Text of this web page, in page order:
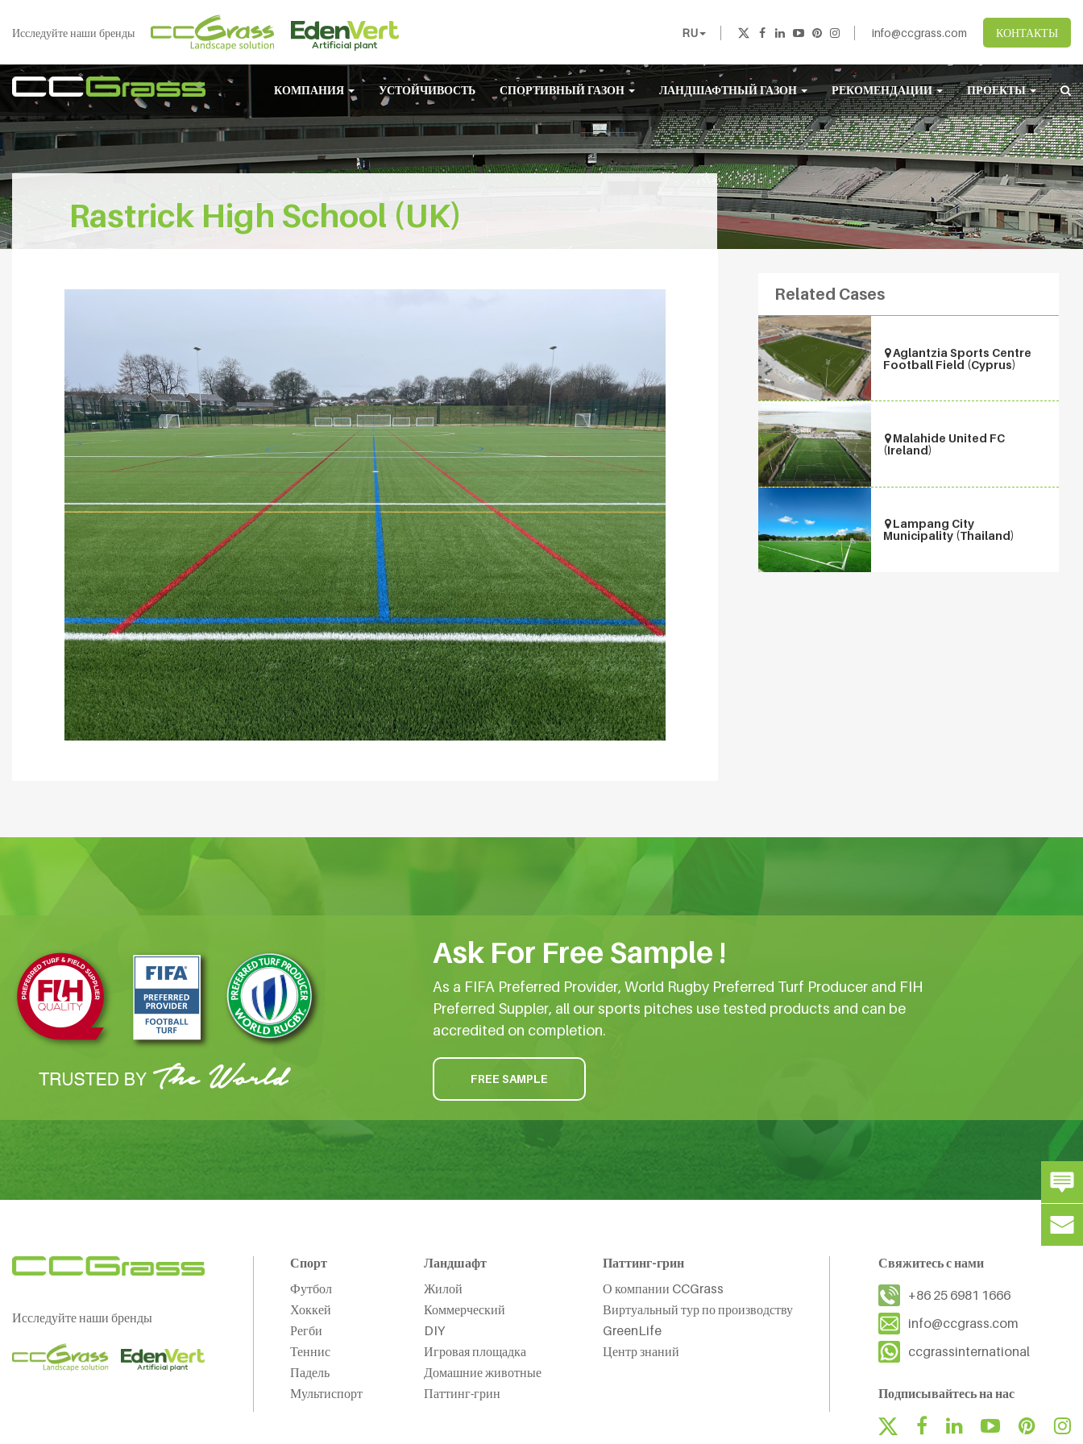
Исследуйте наши бренды RU info@ccgrass.com КОНТАКТЫ
КОМПАНИЯ УСТОЙЧИВОСТЬ СПОРТИВНЫЙ ГАЗОН ЛАНДШАФТНЫЙ ГАЗОН РЕКОМЕНДАЦИИ ПРОЕКТЫ
Rastrick High School (UK)
Related Cases
Aglantzia Sports Centre
Football Field (Cyprus)
Malahide United FC
(Ireland)
Lampang City
Municipality (Thailand)
Ask For Free Sample !
As a FIFA Preferred Provider, World Rugby Preferred Turf Producer and FIH
Preferred Suppler, all our sports pitches use tested products and can be
accredited on completion.
FREE SAMPLE
Исследуйте наши бренды
Спорт
Футбол
Хоккей
Регби
Теннис
Падель
Мультиспорт
Ландшафт
Жилой
Коммерческий
DIY
Игровая площадка
Домашние животные
Паттинг-грин
Паттинг-грин
О компании CCGrass
Виртуальный тур по производству
GreenLife
Центр знаний
Свяжитесь с нами
+86 25 6981 1666
info@ccgrass.com
ccgrassinternational
Подписывайтесь на нас